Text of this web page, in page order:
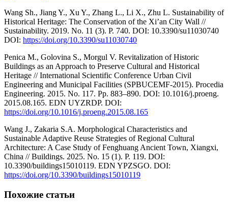
Wang Sh., Jiang Y., Xu Y., Zhang L., Li X., Zhu L. Sustainability of
Historical Heritage: The Conservation of the Xi’an City Wall //
Sustainability. 2019. No. 11 (3). P. 740. DOI: 10.3390/su11030740
DOI: https://doi.org/10.3390/su11030740
Penica M., Golovina S., Morgul V. Revitalization of Historic
Buildings as an Approach to Preserve Cultural and Historical
Heritage // International Scientific Conference Urban Civil
Engineering and Municipal Facilities (SPBUCEMF-2015). Procedia
Engineering. 2015. No. 117. Pp. 883–890. DOI: 10.1016/j.proeng.
2015.08.165. EDN UYZRDP. DOI:
https://doi.org/10.1016/j.proeng.2015.08.165
Wang J., Zakaria S.A. Morphological Characteristics and
Sustainable Adaptive Reuse Strategies of Regional Cultural
Architecture: A Case Study of Fenghuang Ancient Town, Xiangxi,
China // Buildings. 2025. No. 15 (1). P. 119. DOI:
10.3390/buildings15010119. EDN YPZSGO. DOI:
https://doi.org/10.3390/buildings15010119
Похожие статьи